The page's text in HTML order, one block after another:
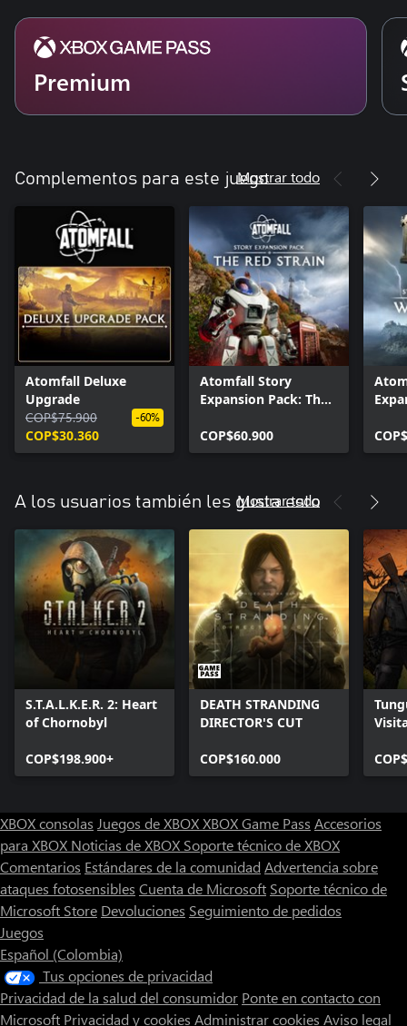
Premium
Complementos para este juegoMostrar todo
Atomfall Deluxe
Upgrade
COP$75.900
COP$30.360
-60%
Atomfall Story
Expansion Pack: The
COP$60.900
A los usuarios también les gusta esto
Mostrar todo
S.T.A.L.K.E.R. 2: Heart
of Chornobyl
COP$198.900+
DEATH STRANDING
DIRECTOR'S CUT
COP$160.000
XBOX consolas Juegos de XBOXXBOX Game Pass Accesorios
para XBOX Noticias de XBOX Soporte técnico de XBOX
Comentarios Estándares de la comunidad Advertencia sobre
ataques fotosensibles Cuenta de Microsoft Soporte técnico de
Microsoft Store Devoluciones Seguimiento de pedidos
Juegos
Español (Colombia)
Tus opciones de privacidad
Privacidad de la salud del consumidor Ponte en contacto con
Microsoft Privacidad y cookies Administrar cookies Aviso legal